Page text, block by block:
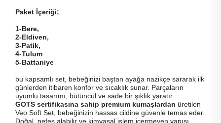
Paket İçeriği;
1-Bere,
2-Eldiven,
3-Patik,
4-Tulum
5-Battaniye
bu kapsamlı set, bebeğinizi baştan ayağa nazikçe sararak ilk
günlerden itibaren konfor ve sıcaklık sunar. Parçaların
uyumlu tasarımı, bütüncül ve sade bir şıklık yaratır.
GOTS sertifikasına sahip premium kumaşlardan üretilen
Veo Soft Set, bebeğinizin hassas cildine güvenle temas eder.
Doğal, nefes alabilir ve kimyasal işlem içermeyen yapısı